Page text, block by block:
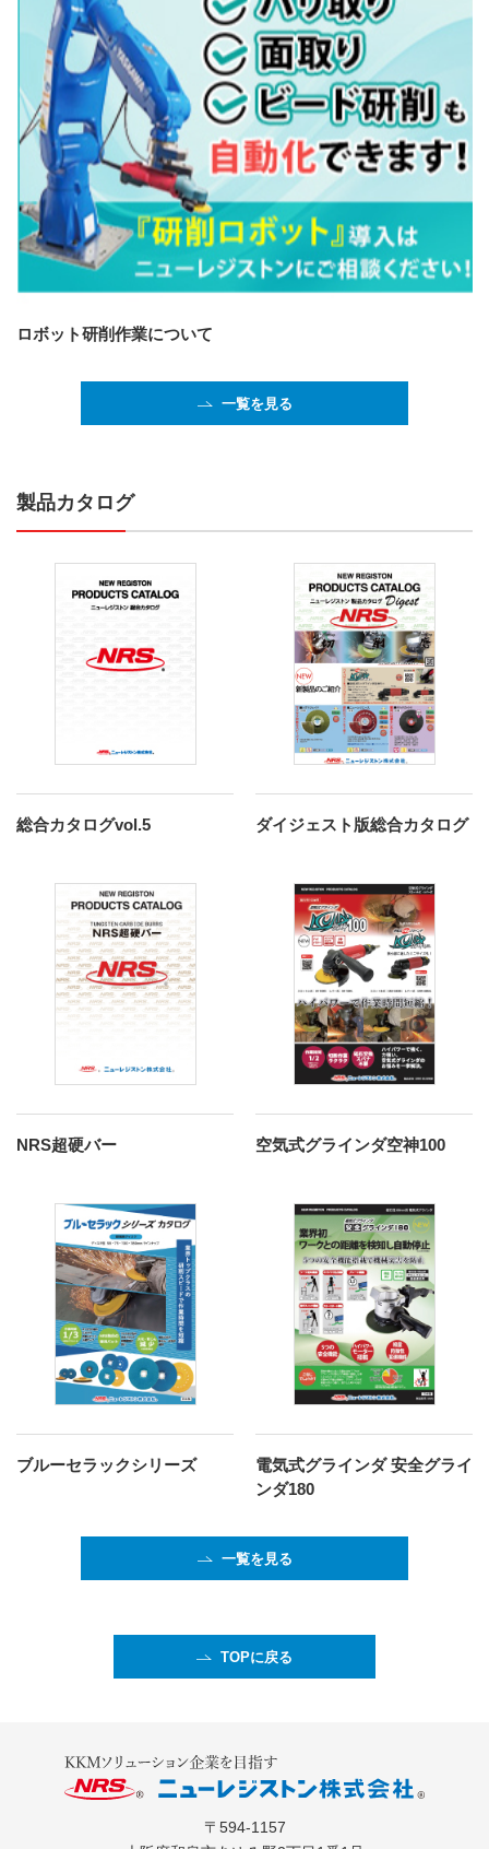
ロボット研削作業について
一覧を見る
製品カタログ
総合カタログvol.5 ダイジェスト版総合カタログ
NRS超硬バー 空気式グラインダ空神100
ブルーセラックシリーズ
電気式グラインダ 安全グライ
ンダ180
一覧を見る
TOPに戻る
〒594-1157